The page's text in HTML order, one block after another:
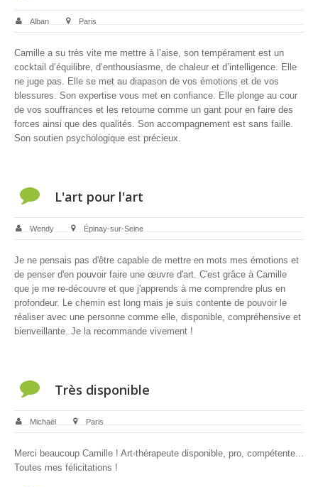
Alban Paris
Camille a su très vite me mettre à l’aise, son tempérament est un
cocktail d’équilibre, d’enthousiasme, de chaleur et d’intelligence. Elle
ne juge pas. Elle se met au diapason de vos émotions et de vos
blessures. Son expertise vous met en confiance. Elle plonge au cour
de vos souffrances et les retourne comme un gant pour en faire des
forces ainsi que des qualités. Son accompagnement est sans faille.
Son soutien psychologique est précieux.
L'art pour l'art
Wendy Épinay-sur-Seine
Je ne pensais pas d'être capable de mettre en mots mes émotions et
de penser d'en pouvoir faire une œuvre d'art. C'est grâce à Camille
que je me re-découvre et que j'apprends à me comprendre plus en
profondeur. Le chemin est long mais je suis contente de pouvoir le
réaliser avec une personne comme elle, disponible, compréhensive et
bienveillante. Je la recommande vivement !
Très disponible
Michaël Paris
Merci beaucoup Camille ! Art-thérapeute disponible, pro, compétente...
Toutes mes félicitations !